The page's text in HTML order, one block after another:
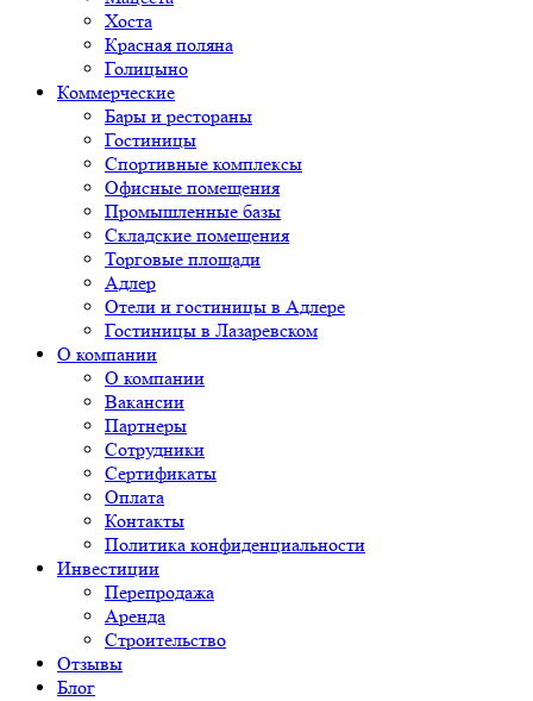
Хоста
Красная поляна
Голицыно
Коммерческие
Бары и рестораны
Гостиницы
Спортивные комплексы
Офисные помещения
Промышленные базы
Складские помещения
Торговые площади
Адлер
Отели и гостиницы в Адлере
Гостиницы в Лазаревском
О компании
О компании
Вакансии
Партнеры
Сотрудники
Сертификаты
Оплата
Контакты
Политика конфиденциальности
Инвестиции
Перепродажа
Аренда
Строительство
Отзывы
Блог